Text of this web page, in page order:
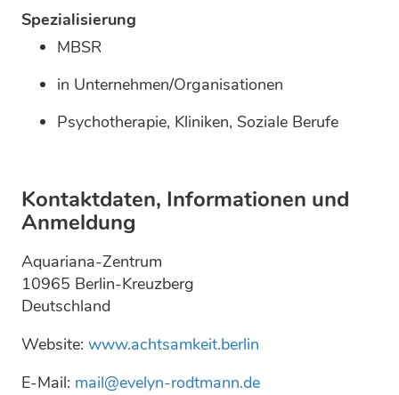
Spezialisierung
MBSR
in Unternehmen/Organisationen
Psychotherapie, Kliniken, Soziale Berufe
Kontaktdaten, Informationen und
Anmeldung
Aquariana-Zentrum
10965 Berlin-Kreuzberg
Deutschland
Website: www.achtsamkeit.berlin
E-Mail: mail@evelyn-rodtmann.de